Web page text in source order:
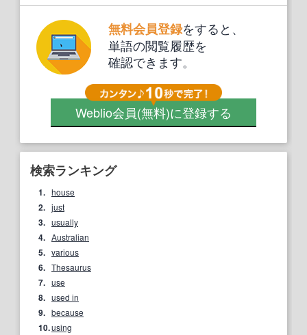
無料会員登録をすると、
単語の閲覧履歴を
確認できます。
Weblio会員(無料)に登録する
検索ランキング
1. house
2. just
3. usually
4. Australian
5. various
6. Thesaurus
7. use
8. used in
9. because
10.using